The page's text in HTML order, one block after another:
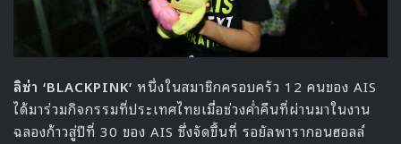
ลิซ่า ‘BLACKPINK’ หนึ่งในสมาชิกครอบครัว 12 คนของ AIS
ได้มาร่วมกิจกรรมที่ประเทศไทยเมื่อช่วงค่ำคืนที่ผ่านมาในงาน
ฉลองก้าวสู่ปีที่ 30 ของ AIS ซึ่งจัดขึ้นที่ รอยัลพารากอนฮอลล์